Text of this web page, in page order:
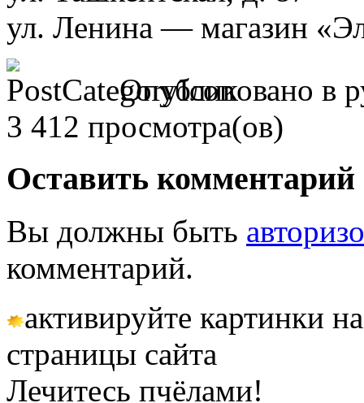
ул. Ленина — магазин
Опубликовано в
3 412 просмотра(ов)
Оставить комментарий
Вы должны быть
комментарий.
активируйте картинки
страницы сайта
Лечитесь пчёлами!